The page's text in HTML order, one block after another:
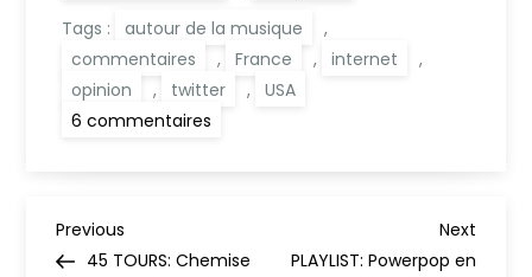
Tags :
autour de la musique
,
commentaires
, France , internet
,
opinion
, twitter ,
USA
6 commentaires
N
Previous
Post
Previous
45 TOURS: Chemise
Next
Post
Next
PLAYLIST: Powerpop en